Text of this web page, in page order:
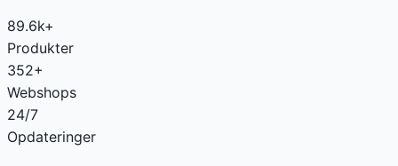
89.6k+
Produkter
352+
Webshops
24/7
Opdateringer